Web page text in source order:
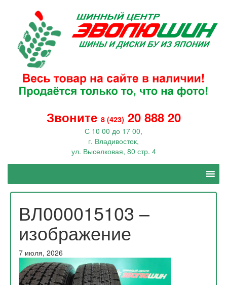
Звоните 8 (423) 20 888 20
С 10 00 до 17 00,
г. Владивосток,
ул. Выселковая, 80 стр. 4
ВЛ000015103 –
изображение
7 июля, 2026